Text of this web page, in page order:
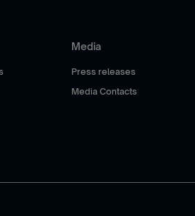
Media
Press releases
Media Contacts